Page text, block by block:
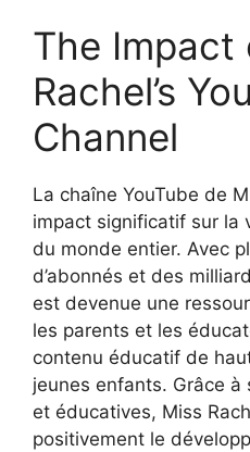
The Impact
Rachel’s
Channel
La chaîne YouTube de
impact significatif sur la
du monde entier. Avec
d’abonnés et des
est devenue une
les parents et les
contenu éducatif de
jeunes enfants. Grâce
et éducatives, Miss
positivement le